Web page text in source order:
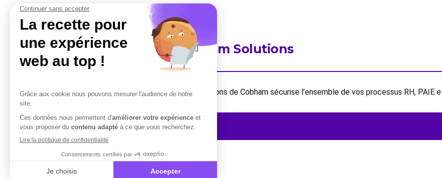
En savoir plus sur Cobham Solutions
Destiné aux professionnels, la suite de solutions de Cobham sécurise l’ensemble de vos processus RH, PAIE
Contactez-nous